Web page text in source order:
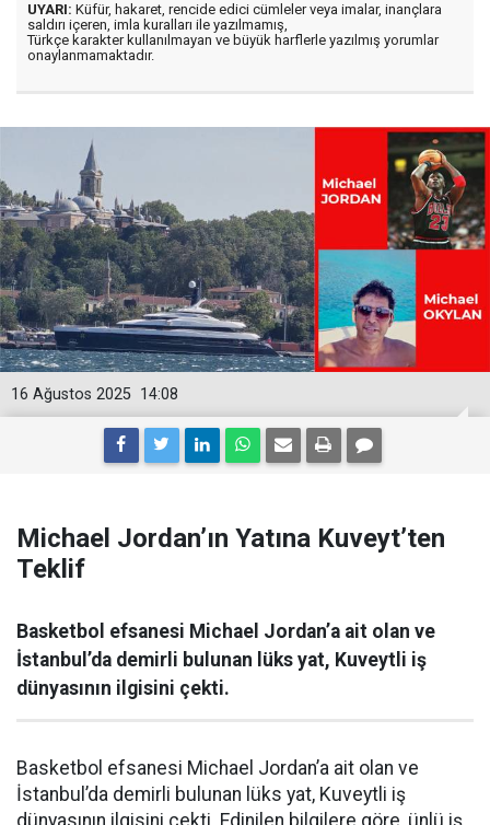
UYARI: Küfür, hakaret, rencide edici cümleler veya imalar, inançlara
saldırı içeren, imla kuralları ile yazılmamış,
Türkçe karakter kullanılmayan ve büyük harflerle yazılmış yorumlar
onaylanmamaktadır.
14:08
16 Ağustos 2025
Michael Jordan’ın Yatına Kuveyt’ten
Teklif
Basketbol efsanesi Michael Jordan’a ait olan ve
İstanbul’da demirli bulunan lüks yat, Kuveytli iş
dünyasının ilgisini çekti.
Basketbol efsanesi Michael Jordan’a ait olan ve
İstanbul’da demirli bulunan lüks yat, Kuveytli iş
dünyasının ilgisini çekti. Edinilen bilgilere göre, ünlü iş